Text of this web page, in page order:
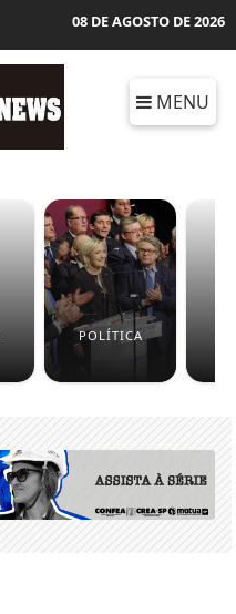
08 DE AGOSTO DE 2026
MENU
POLÍTICA